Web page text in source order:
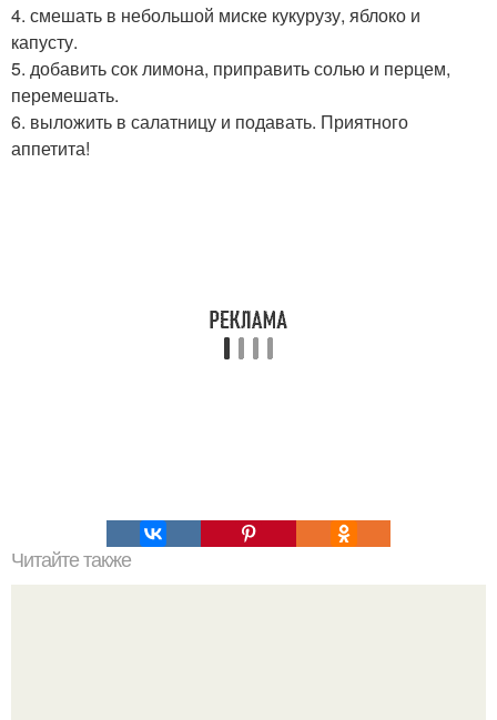
4. смешать в небольшой миске кукурузу, яблоко и
капусту.
5. добавить сок лимона, приправить солью и перцем,
перемешать.
6. выложить в салатницу и подавать. Приятного
аппетита!
Читайте также